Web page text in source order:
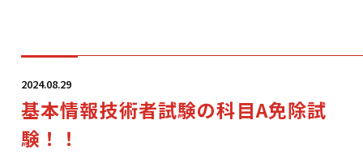
学校案内
2024.08.29
基本情報技術者試験の科目A免除試
験！！